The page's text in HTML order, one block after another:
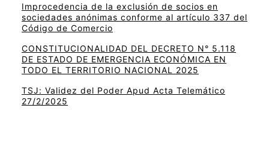
Improcedencia de la exclusión de socios en
sociedades anónimas conforme al artículo 337 del
Código de Comercio
CONSTITUCIONALIDAD DEL DECRETO N° 5.118
DE ESTADO DE EMERGENCIA ECONÓMICA EN
TODO EL TERRITORIO NACIONAL 2025
TSJ: Validez del Poder Apud Acta Telemático
27/2/2025